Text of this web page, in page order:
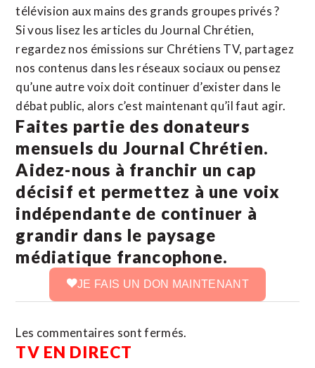
télévision aux mains des grands groupes privés ?
Si vous lisez les articles du Journal Chrétien,
regardez nos émissions sur Chrétiens TV, partagez
nos contenus dans les réseaux sociaux ou pensez
qu’une autre voix doit continuer d’exister dans le
débat public, alors c’est maintenant qu’il faut agir.
Faites partie des donateurs
mensuels du Journal Chrétien.
Aidez-nous à franchir un cap
décisif et permettez à une voix
indépendante de continuer à
grandir dans le paysage
médiatique francophone.
JE FAIS UN DON MAINTENANT
Les commentaires sont fermés.
TV EN DIRECT